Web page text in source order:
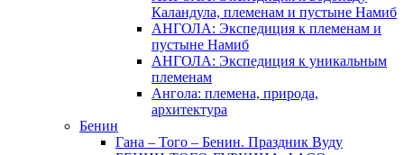
Каландула, племенам и пустыне Намиб
АНГОЛА: Экспедиция к племенам и
пустыне Намиб
АНГОЛА: Экспедиция к уникальным
племенам
Ангола: племена, природа,
архитектура
Бенин
Гана – Того – Бенин. Праздник Вуду